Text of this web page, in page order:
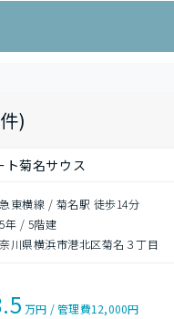
)
ト菊名サウス
東横線 / 菊名駅 徒歩14分
年 / 5階建
川県横浜市港北区菊名３丁目
万円 /管理費12,000円